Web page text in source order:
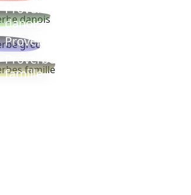
Proverbe
danois
Proverbe grec
Proverbes
famille